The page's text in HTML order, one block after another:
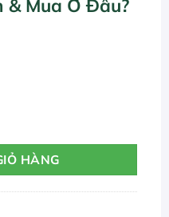
& Mua Ở Đâu?
HÀNG